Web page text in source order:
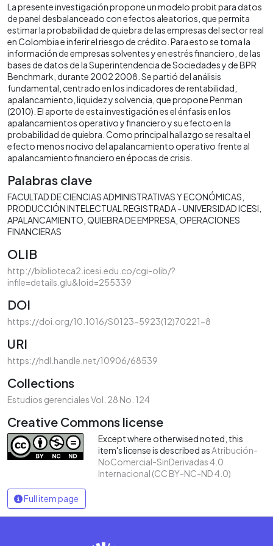
La presente investigación propone un modelo probit para datos
de panel desbalanceado con efectos aleatorios, que permita
estimar la probabilidad de quiebra de las empresas del sector real
en Colombia e inferir el riesgo de crédito. Para esto se toma la
información de empresas solventes y en estrés financiero, de las
bases de datos de la Superintendencia de Sociedades y de BPR
Benchmark, durante 2002 2008. Se partió del análisis
fundamental, centrado en los indicadores de rentabilidad,
apalancamiento, liquidez y solvencia, que propone Penman
(2010). El aporte de esta investigación es el énfasis en los
apalancamientos operativo y financiero y su efecto en la
probabilidad de quiebra. Como principal hallazgo se resalta el
efecto menos nocivo del apalancamiento operativo frente al
apalancamiento financiero en épocas de crisis.
Palabras clave
FACULTAD DE CIENCIAS ADMINISTRATIVAS Y ECONÓMICAS
PRODUCCIÓN INTELECTUAL REGISTRADA - UNIVERSIDAD ICESI
APALANCAMIENTO QUIEBRA DE EMPRESA OPERACIONES
FINANCIERAS
OLIB
http://biblioteca2.icesi.edu.co/cgi-olib/?
infile=details.glu&loid=255339
DOI
https://doi.org/10.1016/S0123-5923(12)70221-8
URI
https://hdl.handle.net/10906/68539
Collections
Estudios gerenciales Vol. 28 No. 124
Creative Commons license
Except where otherwised noted, this
item's license is described asAtribución-
NoComercial-SinDerivadas 4.0
Internacional (CC BY-NC-ND 4.0)
Full item page